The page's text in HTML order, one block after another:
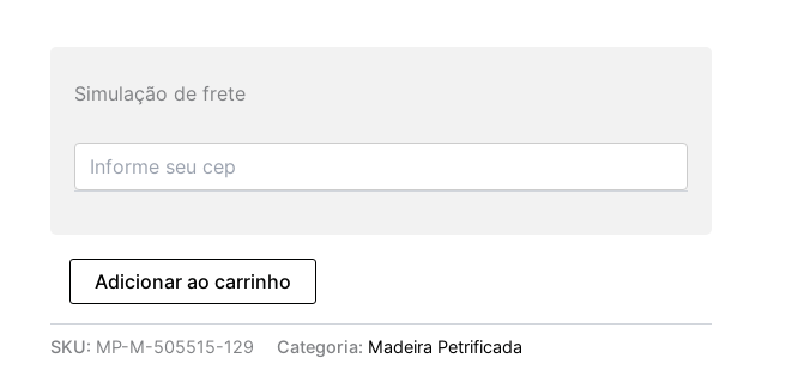
Simulação de frete
Adicionar ao carrinho
SKU: MP-M-505515-129 Categoria: Madeira Petrificada